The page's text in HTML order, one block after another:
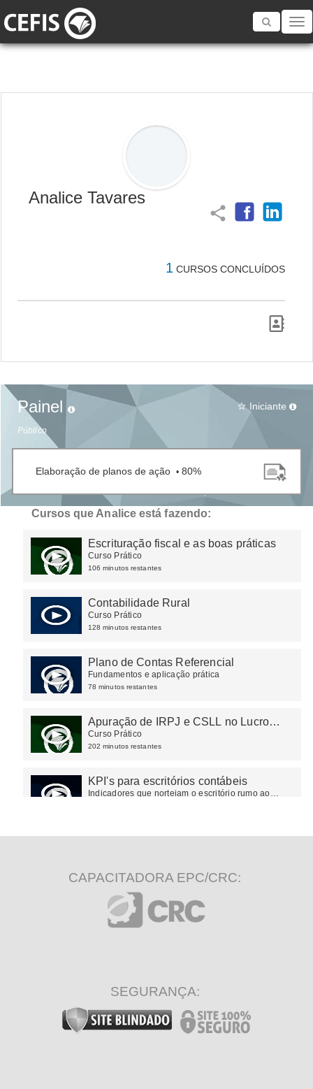
Toggle
Analice Tavares
share
1 CURSOS CONCLUÍDOS
Painel
Público
star_border Iniciante
Elaboração de planos de ação • 80%
Cursos que Analice está fazendo:
Escrituração fiscal e as boas práticas
Curso Prático
106 minutos restantes
Contabilidade Rural
Curso Prático
128 minutos restantes
Plano de Contas Referencial
Fundamentos e aplicação prática
78 minutos restantes
Apuração de IRPJ e CSLL no Lucro
Real e no Lucro Presumido
Curso Prático
202 minutos restantes
KPI's para escritórios contábeis
Indicadores que norteiam o escritório rumo ao
CAPACITADORA EPC/CRC:
SEGURANÇA: